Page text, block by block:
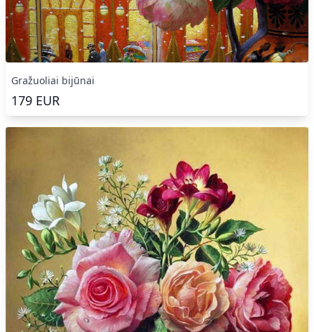
Gražuoliai bijūnai
179 EUR